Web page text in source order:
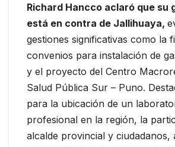
Richard Hancco aclaró que su
está en contra de Jallihuaya,
gestiones significativas como la
convenios para instalación de
y el proyecto del Centro
Salud Pública Sur – Puno.
para la ubicación de un
profesional en la región, la
alcalde provincial y ciudadanos,